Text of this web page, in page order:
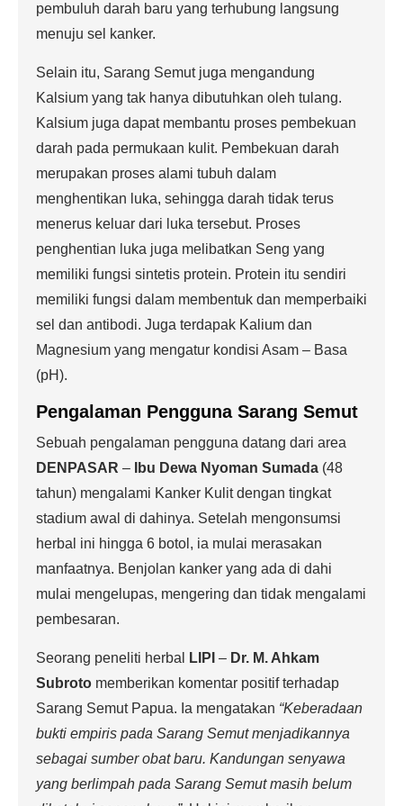
pembuluh darah baru yang terhubung langsung
menuju sel kanker.
Selain itu, Sarang Semut juga mengandung
Kalsium yang tak hanya dibutuhkan oleh tulang.
Kalsium juga dapat membantu proses pembekuan
darah pada permukaan kulit. Pembekuan darah
merupakan proses alami tubuh dalam
menghentikan luka, sehingga darah tidak terus
menerus keluar dari luka tersebut. Proses
penghentian luka juga melibatkan Seng yang
memiliki fungsi sintetis protein. Protein itu sendiri
memiliki fungsi dalam membentuk dan memperbaiki
sel dan antibodi. Juga terdapak Kalium dan
Magnesium yang mengatur kondisi Asam – Basa
(pH).
Pengalaman Pengguna Sarang Semut
Sebuah pengalaman pengguna datang dari area
DENPASAR – Ibu Dewa Nyoman Sumada (48
tahun) mengalami Kanker Kulit dengan tingkat
stadium awal di dahinya. Setelah mengonsumsi
herbal ini hingga 6 botol, ia mulai merasakan
manfaatnya. Benjolan kanker yang ada di dahi
mulai mengelupas, mengering dan tidak mengalami
pembesaran.
Seorang peneliti herbal LIPI – Dr. M. Ahkam
Subroto memberikan komentar positif terhadap
Sarang Semut Papua. Ia mengatakan “Keberadaan
bukti empiris pada Sarang Semut menjadikannya
sebagai sumber obat baru. Kandungan senyawa
yang berlimpah pada Sarang Semut masih belum